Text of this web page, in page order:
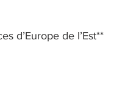
d’Europe de l’Est**